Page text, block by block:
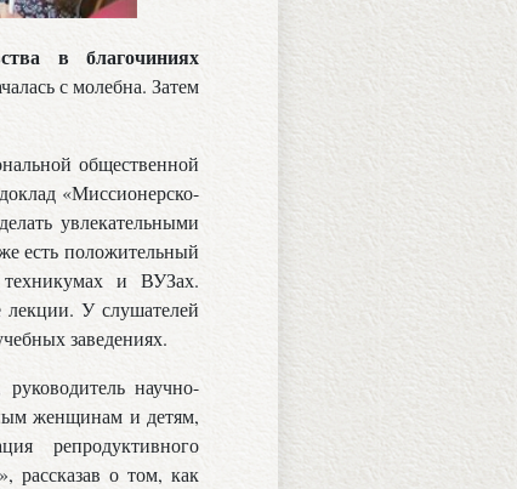
в благочиниях
с молебна. Затем
общественной
«Миссионерско-
увлекательными
есть положительный
и ВУЗах.
лекции. У слушателей
заведениях.
научно-
женщинам и детям,
репродуктивного
рассказав о том, как